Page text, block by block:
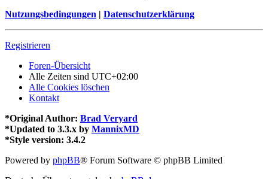
Nutzungsbedingungen | Datenschutzerklärung
Registrieren
Foren-Übersicht
Alle Zeiten sind UTC+02:00
Alle Cookies löschen
Kontakt
*Original Author: Brad Veryard
*Updated to 3.3.x by MannixMD
*Style version: 3.4.2
Powered by phpBB® Forum Software © phpBB Limited